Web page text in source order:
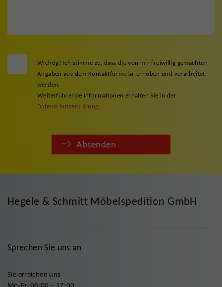
Wichtig! Ich stimme zu, dass die von mir freiwillig gemachten
Angaben aus dem Kontaktformular erhoben und verarbeitet
werden.
Weiterführende Informationen erhalten Sie in der
Datenschutzerklärung.
Absenden
Hegele & Schmitt Möbelspedition GmbH
Sprechen Sie uns an
Sie erreichen uns
Mo-Fr. 08:00 – 17:00